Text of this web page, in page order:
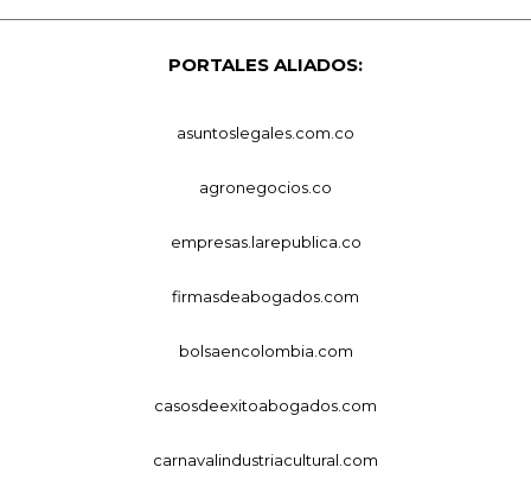
PORTALES ALIADOS:
asuntoslegales.com.co
agronegocios.co
empresas.larepublica.co
firmasdeabogados.com
bolsaencolombia.com
casosdeexitoabogados.com
carnavalindustriacultural.com